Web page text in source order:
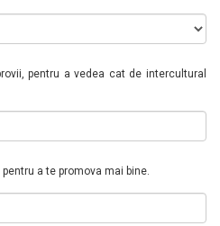
pentru a vedea cat de intercultural
a te promova mai bine.